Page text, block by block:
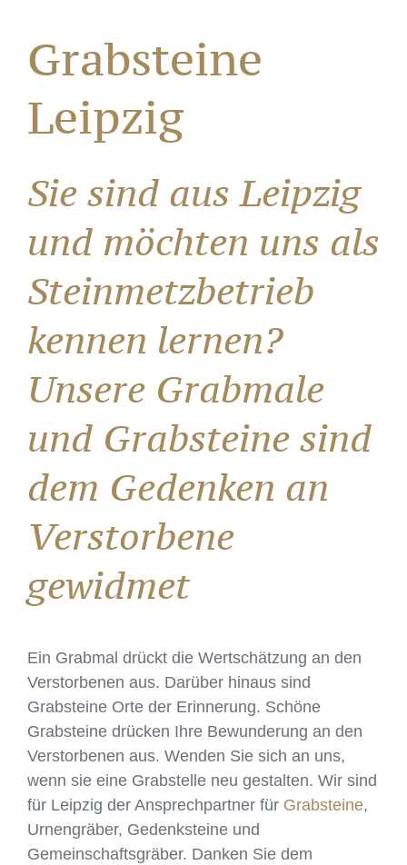
Grabsteine
Leipzig
Sie sind aus Leipzig
und möchten uns als
Steinmetzbetrieb
kennen lernen?
Unsere Grabmale
und Grabsteine sind
dem Gedenken an
Verstorbene
gewidmet
Ein Grabmal drückt die Wertschätzung an den
Verstorbenen aus. Darüber hinaus sind
Grabsteine Orte der Erinnerung. Schöne
Grabsteine drücken Ihre Bewunderung an den
Verstorbenen aus. Wenden Sie sich an uns,
wenn sie eine Grabstelle neu gestalten. Wir sind
für Leipzig der Ansprechpartner für Grabsteine,
Urnengräber, Gedenksteine und
Gemeinschaftsgräber. Danken Sie dem